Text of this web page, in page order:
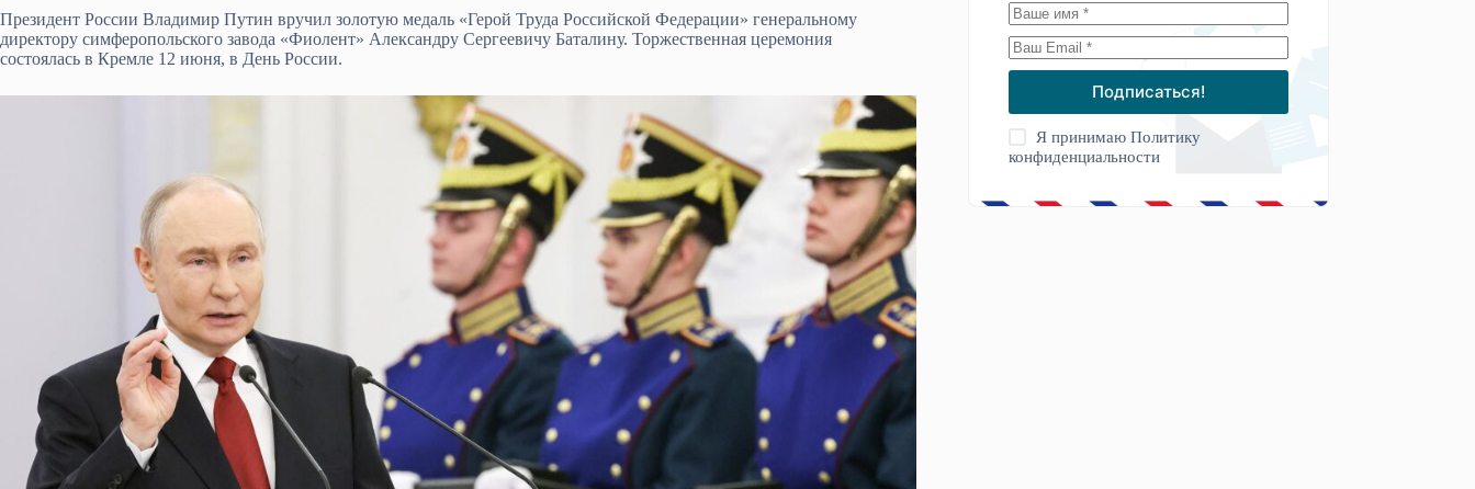
Президент России Владимир Путин вручил золотую медаль «Герой Труда Российской Федерации» генеральному
директору симферопольского завода «Фиолент» Александру Сергеевичу Баталину. Торжественная церемония
состоялась в Кремле 12 июня, в День России.
Подписаться!
Я принимаюПолитику
конфиденциальности